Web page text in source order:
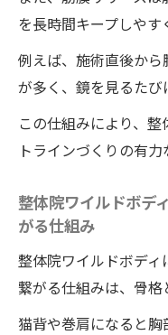
を長時間キープしやす
例えば、施術直後か
が多く、鏡を見るたび
この仕組みにより、
トラインづくりの有力
整体院ワイルドボデ
がる仕組み
整体院ワイルドボデ
繋がる仕組みは、骨格
猫背や巻肩になると